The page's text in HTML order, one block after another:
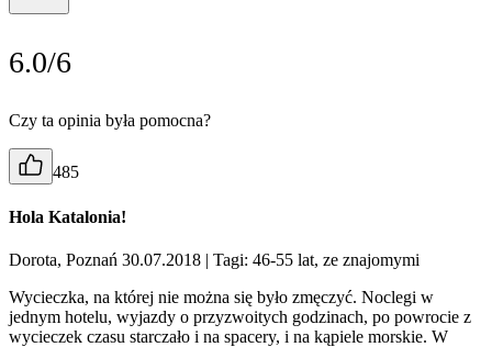
6.0/6
Czy ta opinia była pomocna?
485
Hola Katalonia!
Dorota, Poznań 30.07.2018
| Tagi: 46-55 lat, ze znajomymi
Wycieczka, na której nie można się było zmęczyć. Noclegi w
jednym hotelu, wyjazdy o przyzwoitych godzinach, po powrocie z
wycieczek czasu starczało i na spacery, i na kąpiele morskie. W